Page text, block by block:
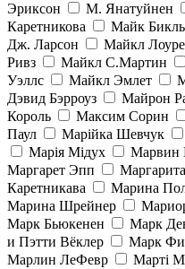
Эриксон
М. Янатуйнен
Каретникова
Майк Бикль
Дж. Ларсон
Майкл
Ривз
Майкл С.Мартин
Уэллс
Майкл Эмлет
Дэвид Бэрроуз
Майрон
Король
Максим Сорин
Паул
Марійка Шевчук
Марія Мідух
Марвин
Маргарет Эпп
Каретникава
Марина
Марина Шрейнер
Марк Бьюкенен
Марк
и Пэтти Вёклер
Марк
Марлин ЛеФевр
Марті